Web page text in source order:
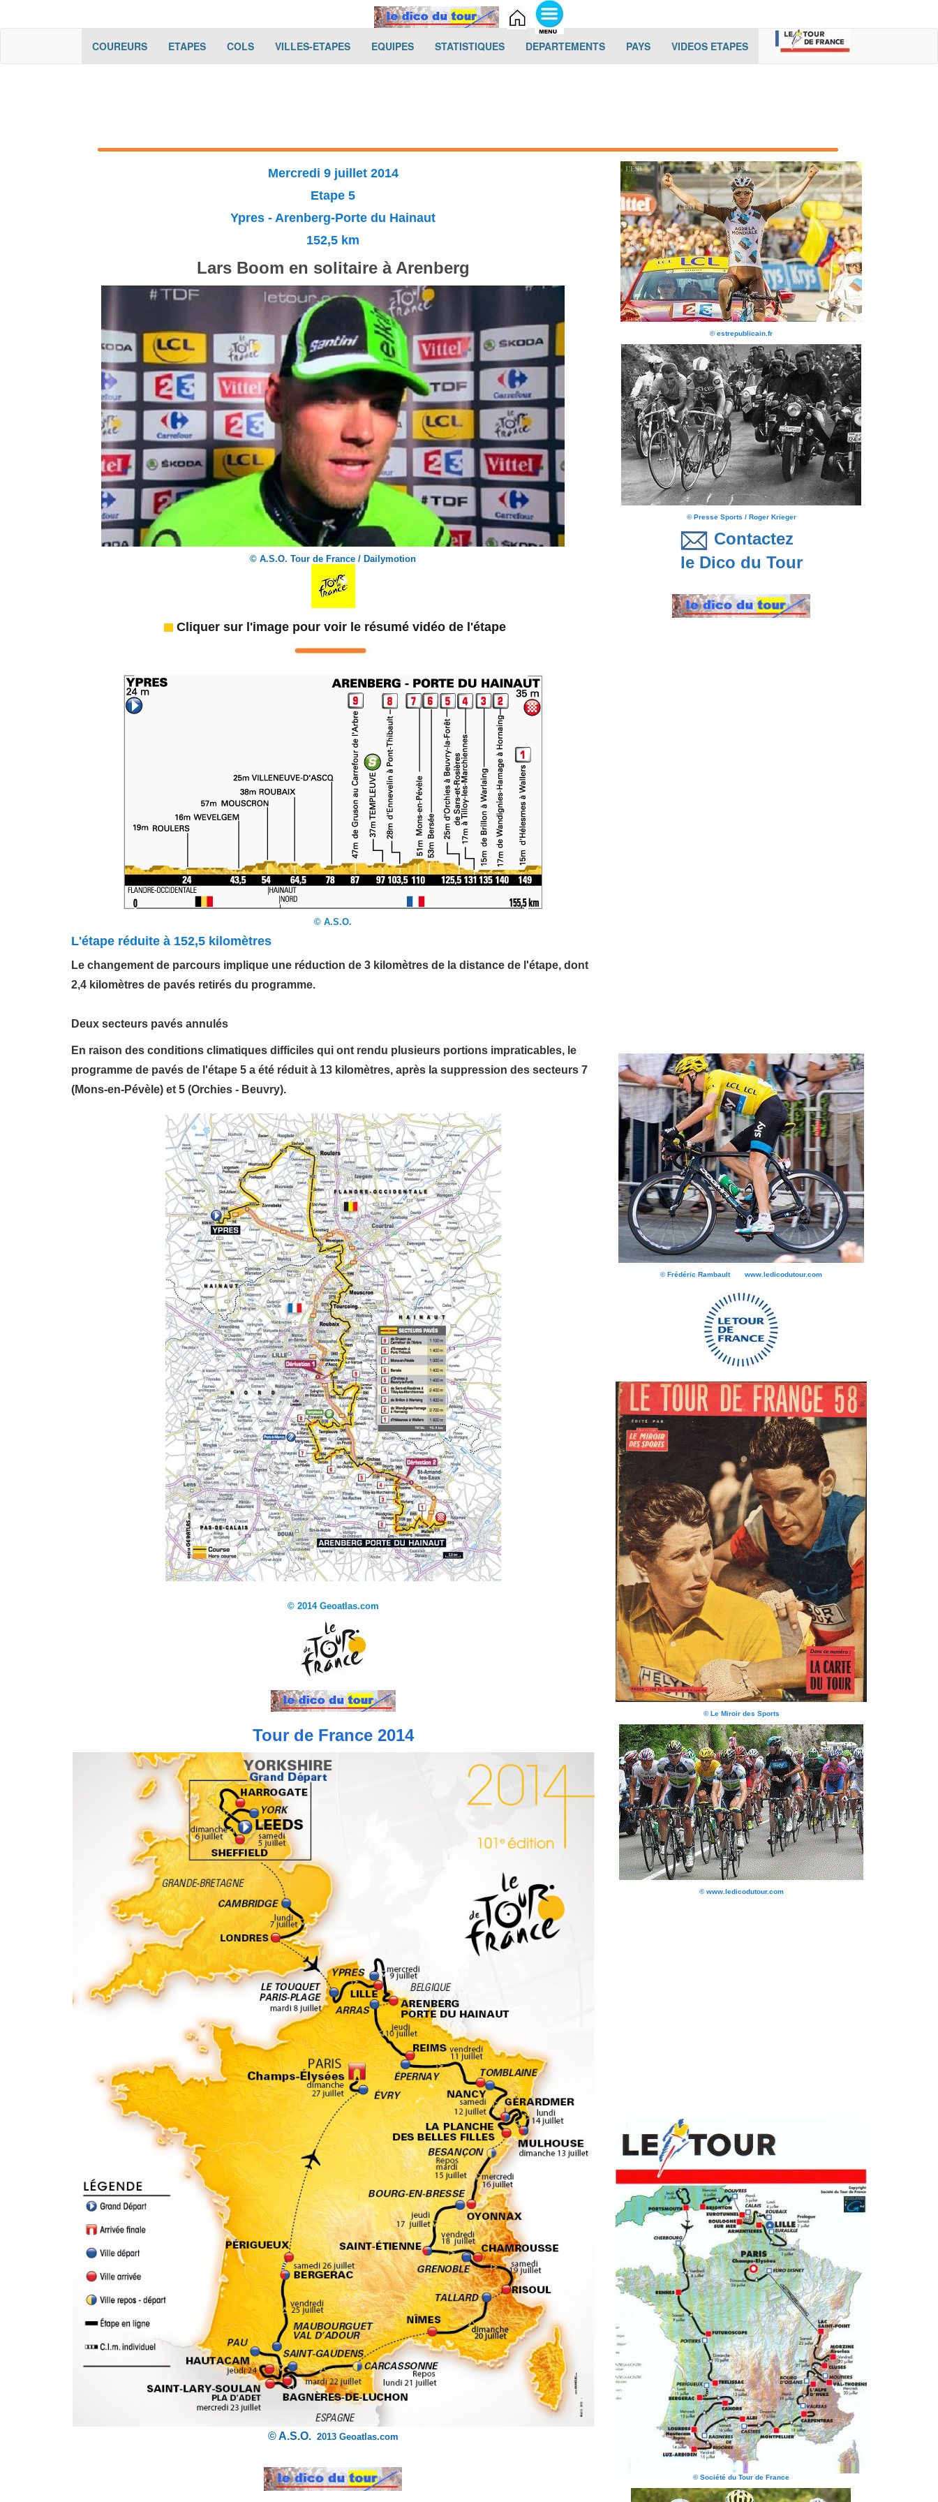
COUREURS(current)ETAPES(current)
COLS(current)VILLES-ETAPES(current)EQUIPES(current)STATISTIQUES(current)DEPARTEMENTS(current)
PAYS(curVIDEOS ETAPES(cur
Mercredi 9 juillet 2014
Etape 5
Ypres - Arenberg-Porte du Hainaut
152,5 km
Lars Boom en solitaire à Arenberg
© A.S.O. Tour de France / Dailymotion
Cliquer sur l'image pour voir le résumé vidéo de l'étape
© A.S.O.
L'étape réduite à 152,5 kilomètres
Le changement de parcours implique une réduction de 3 kilomètres de la distance de l'étape, dont
2,4 kilomètres de pavés retirés du programme.
Deux secteurs pavés annulés
En raison des conditions climatiques difficiles qui ont rendu plusieurs portions impraticables, le
programme de pavés de l'étape 5 a été réduit à 13 kilomètres, après la suppression des secteurs 7
(Mons-en-Pévèle) et 5 (Orchies - Beuvry).
© 2014 Geoatlas.com
Tour de France 2014
© A.S.O.2013 Geoatlas.com
© estrepublicain.fr
© Presse Sports / Roger Krieger
Contactez
le Dico du Tour
© Frédéric Rambault www.ledicodutour.com
© Le Miroir des Sports
© www.ledicodutour.com
© Société du Tour de France